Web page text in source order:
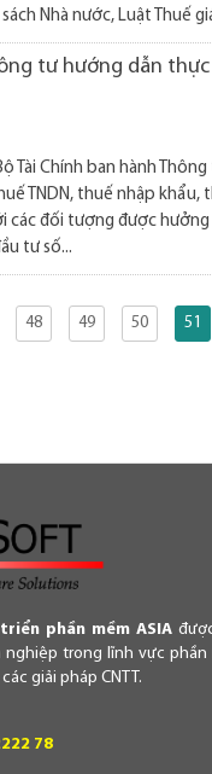
Nhà nước, Luật Thuế
tư hướng dẫn
Tài Chính ban hành
TNDN, thuế nhập khẩu,
các đối tượng được
tư số...
48 49 50 51
phần mềm ASIA
trong lĩnh vực phần
giải pháp CNTT.
78